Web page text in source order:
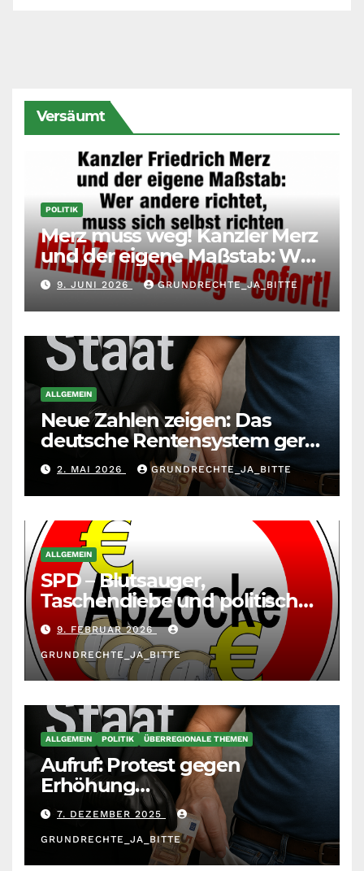
Versäumt
POLITIK
Merz muss weg! Kanzler Merz
und der eigene Maßstab: Wer
andere richtet, muss sich
selbst richten
9. JUNI 2026 GRUNDRECHTE_JA_BITTE
ALLGEMEIN
Neue Zahlen zeigen: Das
deutsche Rentensystem gerät
durch die
Massenzuwanderung
zunehmend unter die Räder.
2. MAI 2026 GRUNDRECHTE_JA_BITTE
ALLGEMEIN
SPD – Blutsauger,
Taschendiebe und politisch
unberechenbar
9. FEBRUAR 2026
GRUNDRECHTE_JA_BITTE
ALLGEMEIN POLITIK ÜBERREGIONALE THEMEN
Aufruf: Protest gegen
Erhöhung
Krankenkassenbeiträge
7. DEZEMBER 2025
GRUNDRECHTE_JA_BITTE